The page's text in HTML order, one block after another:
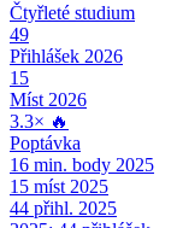
Čtyřleté studium
49
Přihlášek 2026
15
Míst 2026
3.3× 🔥
Poptávka
16 min. body 2025
15 míst 2025
44 přihl. 2025